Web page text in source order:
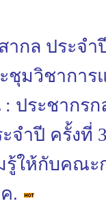
ากล ประจำ
ชุมวิชาการ
ประชากรก
ำปี ครั้งที่
ให้กับคณะ
.